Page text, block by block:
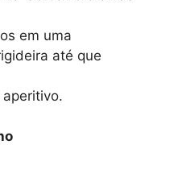
em uma
até que